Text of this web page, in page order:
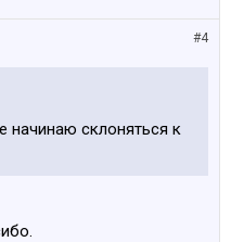
#4
начинаю склоняться к